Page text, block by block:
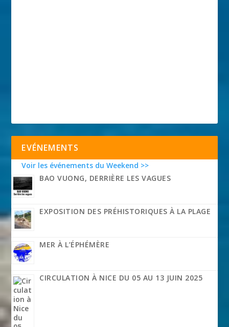
EVÉNEMENTS
Voir les événements du Weekend >>
BAO VUONG, DERRIÈRE LES VAGUES
EXPOSITION DES PRÉHISTORIQUES À LA PLAGE
MER À L’ÉPHÉMÈRE
CIRCULATION À NICE DU 05 AU 13 JUIN 2025